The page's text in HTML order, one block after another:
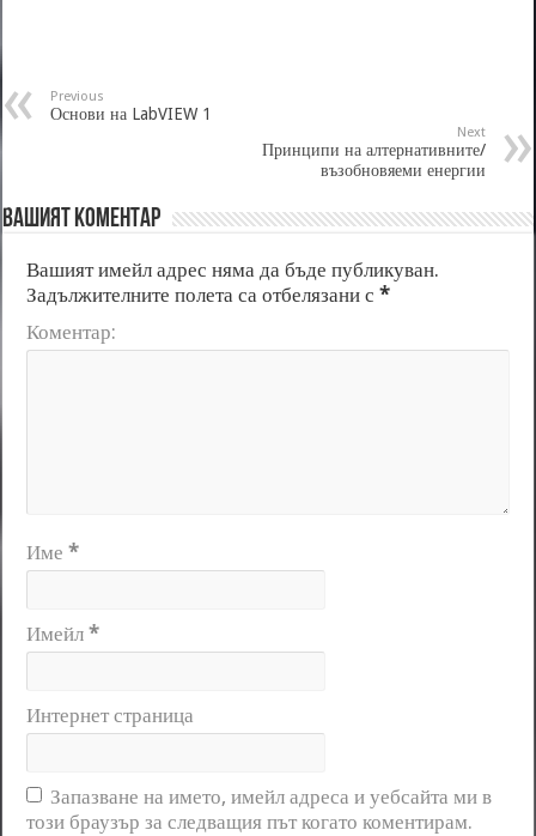
Previous
Основи на LabVIEW 1
Next
Принципи на алтернативните/
възобновяеми енергии
Вашият коментар
Вашият имейл адрес няма да бъде публикуван.
Задължителните полета са отбелязани с*
Коментар:
Име*
Имейл*
Интернет страница
Запазване на името, имейл адреса и уебсайта ми в
този браузър за следващия път когато коментирам.